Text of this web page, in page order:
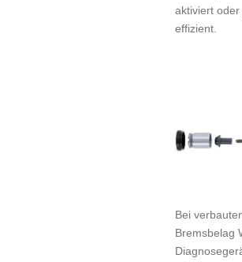
aktiviert
effizient.
Bei
Bremsbelag